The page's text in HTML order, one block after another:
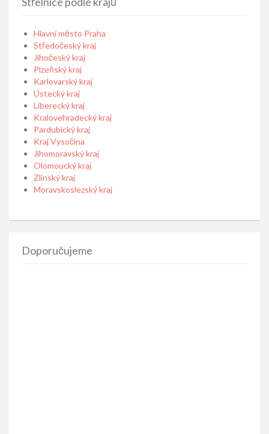
Hlavní město Praha
Středočeský kraj
Jihočeský kraj
Plzeňský kraj
Karlovarský kraj
Ústecký kraj
Liberecký kraj
Kralovehradecký kraj
Pardubický kraj
Kraj Vysočina
Jihomoravský kraj
Olomoucký kraj
Zlínský kraj
Moravskoslezský kraj
Doporučujeme